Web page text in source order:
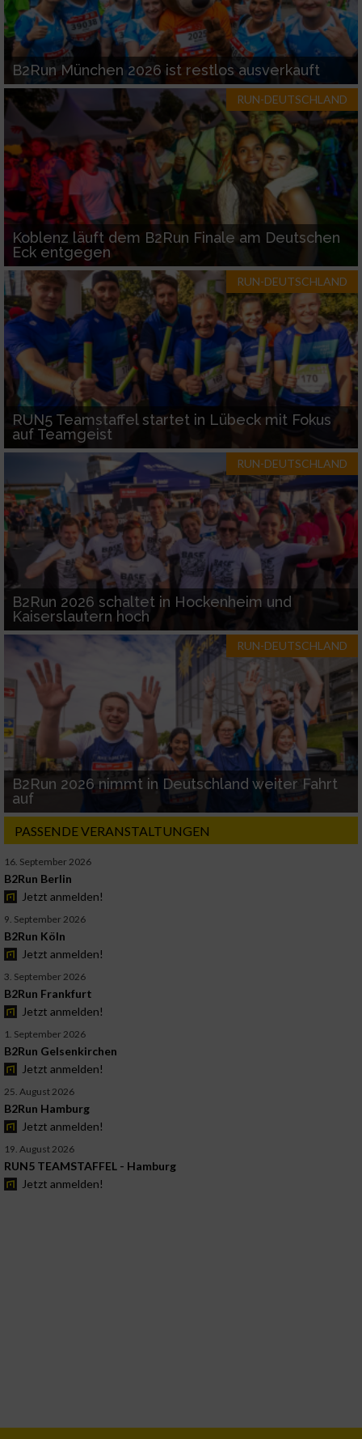
B2Run München 2026 ist restlos ausverkauft
RUN-DEUTSCHLAND
Koblenz läuft dem B2Run Finale am Deutschen
Eck entgegen
RUN-DEUTSCHLAND
RUN5 Teamstaffel startet in Lübeck mit Fokus
auf Teamgeist
RUN-DEUTSCHLAND
B2Run 2026 schaltet in Hockenheim und
Kaiserslautern hoch
RUN-DEUTSCHLAND
B2Run 2026 nimmt in Deutschland weiter Fahrt
auf
PASSENDE VERANSTALTUNGEN
16. September 2026
B2Run Berlin
Jetzt anmelden!
9. September 2026
B2Run Köln
Jetzt anmelden!
3. September 2026
B2Run Frankfurt
Jetzt anmelden!
1. September 2026
B2Run Gelsenkirchen
Jetzt anmelden!
25. August 2026
B2Run Hamburg
Jetzt anmelden!
19. August 2026
RUN5 TEAMSTAFFEL - Hamburg
Jetzt anmelden!